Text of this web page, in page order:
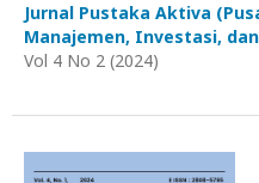
Jurnal Pustaka Aktiva
Manajemen, Investasi,
Vol 4 No 2 (2024)